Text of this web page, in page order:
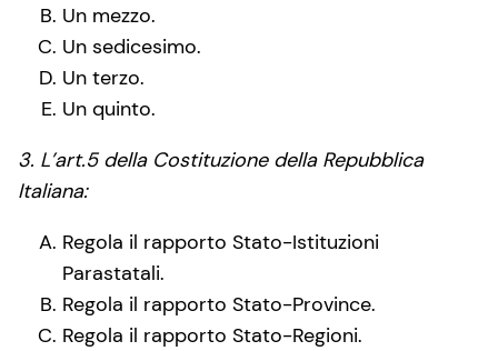
Un mezzo.
Un sedicesimo.
Un terzo.
Un quinto.
3. L’art.5 della Costituzione della Repubblica
Italiana:
Regola il rapporto Stato-Istituzioni
Parastatali.
Regola il rapporto Stato-Province.
Regola il rapporto Stato-Regioni.